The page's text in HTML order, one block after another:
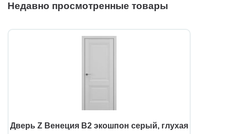
Недавно просмотренные товары
Дверь Z Венеция В2 экошпон серый, глухая